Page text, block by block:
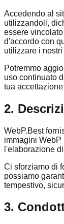
Accedendo al
utilizzandoli,
essere
d'accordo con
utilizzare i
Potremmo
uso continuato
tua
2.
WebP.Best
immagini WebP
l'elaborazione
Ci sforziamo di
possiamo
tempestivo,
3.